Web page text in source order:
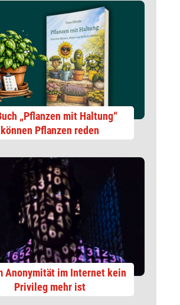
„Pflanzen mit Haltung“
können Pflanzen reden
Anonymität im Internet kein
Privileg mehr ist